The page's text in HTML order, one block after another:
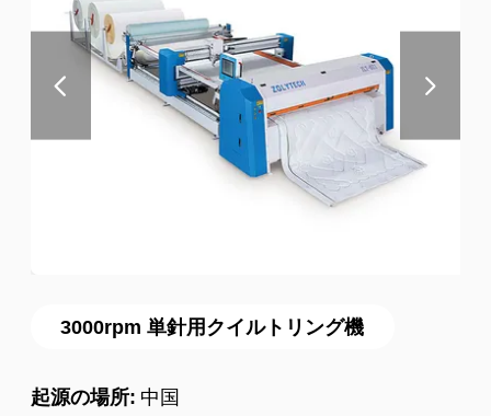
3000rpm 単針用クイルトリング機
起源の場所: 中国